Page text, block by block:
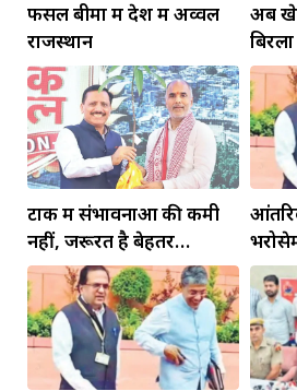
फसल बीमा में देश में अव्वल
राजस्थान
अब
बिरला
टोंक में संभावनाओं की कमी
नहीं, जरूरत है बेहतर
इंफ्रास्ट्रक्चर की
रहेंगे